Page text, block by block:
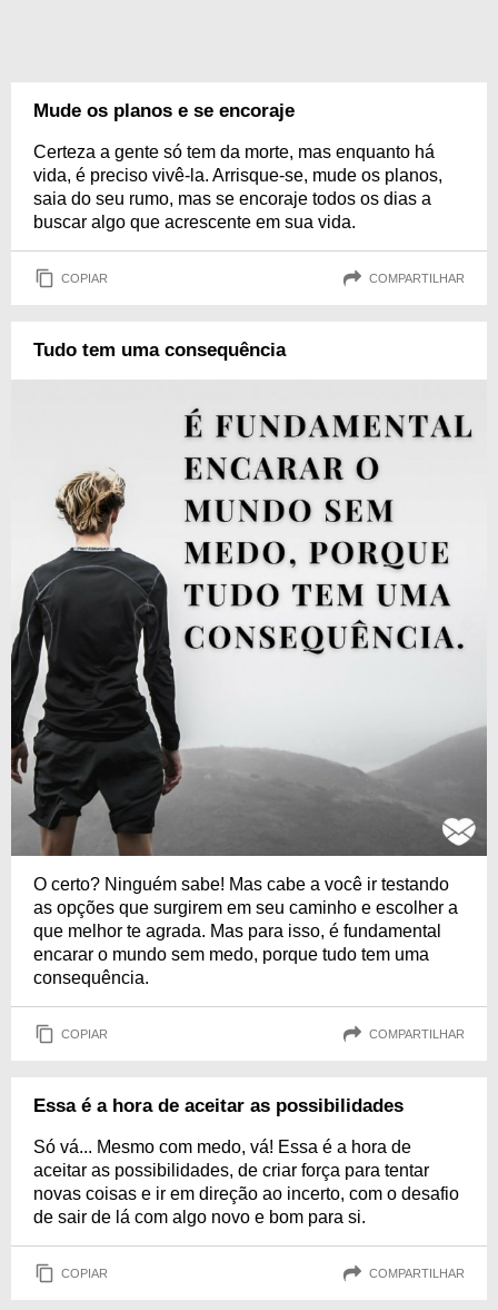
Mude os planos e se encoraje
Certeza a gente só tem da morte, mas enquanto há
vida, é preciso vivê-la. Arrisque-se, mude os planos,
saia do seu rumo, mas se encoraje todos os dias a
buscar algo que acrescente em sua vida.
COPIAR COMPARTILHAR
Tudo tem uma consequência
O certo? Ninguém sabe! Mas cabe a você ir testando
as opções que surgirem em seu caminho e escolher a
que melhor te agrada. Mas para isso, é fundamental
encarar o mundo sem medo, porque tudo tem uma
consequência.
COPIAR COMPARTILHAR
Essa é a hora de aceitar as possibilidades
Só vá... Mesmo com medo, vá! Essa é a hora de
aceitar as possibilidades, de criar força para tentar
novas coisas e ir em direção ao incerto, com o desafio
de sair de lá com algo novo e bom para si.
COPIAR COMPARTILHAR